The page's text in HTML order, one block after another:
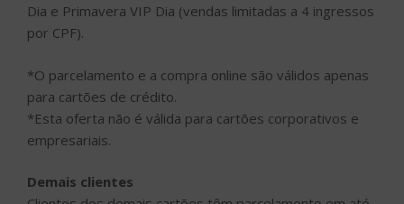
Dia e Primavera VIP Dia (vendas limitadas a 4 ingressos
por CPF).
*O parcelamento e a compra online são válidos apenas
para cartões de crédito.
*Esta oferta não é válida para cartões corporativos e
empresariais.
Demais clientes